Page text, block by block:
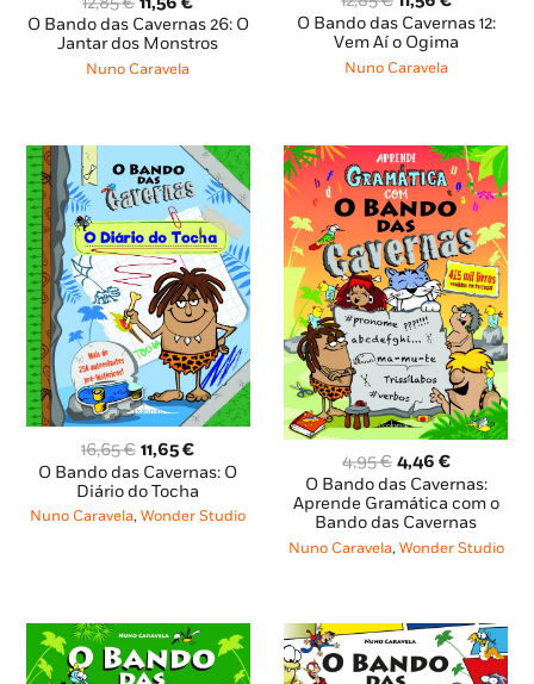
preço
original
era:
preço
atual
O Bando das Cavernas 26: O
Jantar dos Monstros
Nuno Caravela
preço
original
era:
preço
atual
O Bando das Cavernas 12:
Vem Aí o Ogima
Nuno Caravela
16,65€ O
preço
original
era:
11,65€O
preço
atual
é:
O Bando das Cavernas: O
Diário do Tocha
Nuno Caravela,Wonder Studio
4,95€ O
preço
original
era:
4,95 €.
4,46 €O
preço
atual
é:
4,46 €.
O Bando das Cavernas:
Aprende Gramática com o
Bando das Cavernas
Nuno Caravela, Wonder Studio